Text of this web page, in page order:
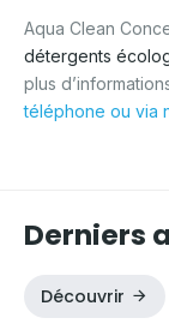
Aqua Clean
détergents
plus
téléphone ou via
Derniers
Découvrir